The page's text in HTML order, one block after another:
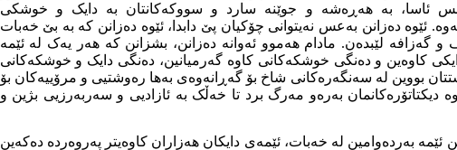
ئاسا، بە هەڕەشە و جوێنە سارد و سووکەکانتان بە دایک و خوشکی
ئێوە دەزانن بەعس نەیتوانی چۆکیان پێ دابدا، ئێوە دەزانن کە بە بێ خەبات
و گەزافە لێبدەن. مادام هەموو ئەوانە دەزانن، بشزانن کە هەر یەک لە ئێمە
کاوەین و دەنگی خوشکەکانی کاوە گەرمیانین، دەنگی دایک و خوشکەکانی
بووین لە سەنگەرەکانی شاخ بۆ گەڕانەوەی بەها رەوشتیی و مرۆییەکان بۆ
دیکتاتۆرەکانمان بەرەو مەرگ برد تا خەڵک بە ئازادیی و سەربەرزیی بژین و
ئێمە بەردەوامین لە خەبات، ئێمەی دایکان هەزاران کاوەیتر پەروەردە دەکەین